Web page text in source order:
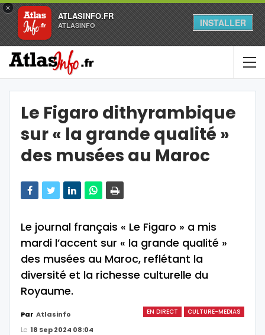
×
ATLASINFO.FR
ATLASINFO INSTALLER
Le Figaro dithyrambique
sur « la grande qualité »
des musées au Maroc
Le journal français « Le Figaro » a mis
mardi l’accent sur « la grande qualité »
des musées au Maroc, reflétant la
diversité et la richesse culturelle du
Royaume.
EN DIRECT CULTURE-MEDIAS
Par Atlasinfo
Le 18 Sep 2024 08:04